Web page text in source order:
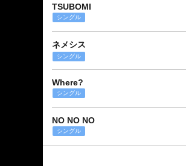
TSUBOMI
シングル
ネメシス
シングル
Where?
シングル
NO NO NO
シングル